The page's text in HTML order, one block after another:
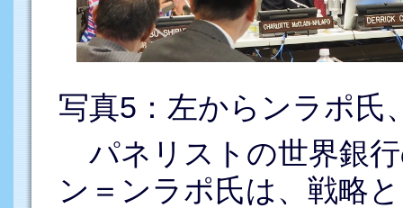
写真5：左からンラポ氏
パネリストの世界銀
ン＝ンラポ氏は、戦略